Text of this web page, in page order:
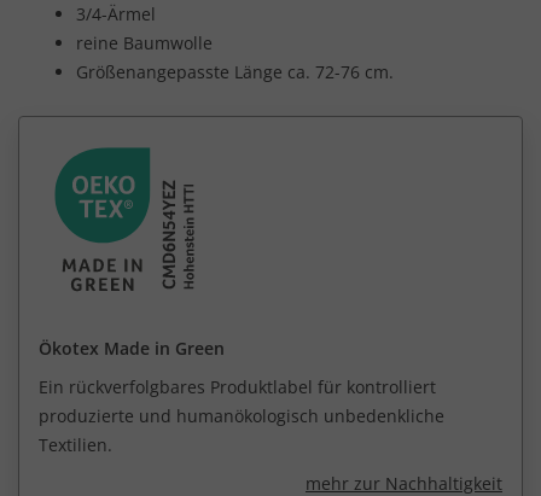
3/4-Ärmel
reine Baumwolle
Größenangepasste Länge ca. 72-76 cm.
Ökotex Made in Green
Ein rückverfolgbares Produktlabel für kontrolliert
produzierte und humanökologisch unbedenkliche
Textilien.
mehr zur Nachhaltigkeit